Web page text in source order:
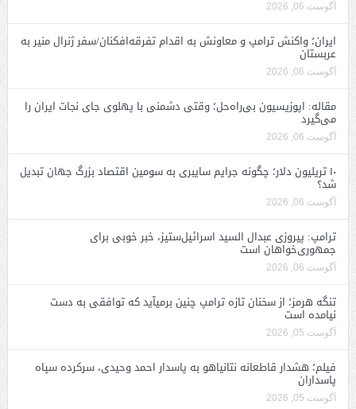
آگوست 06, 2026
ایران؛ واکنش ترامپ و معاونش به اقدام تفرقه‌افکنان/سفر ژنرال منیر به
عربستان
آگوست 06, 2026
مقاله: اپوزیسیون بی‌راه‌حل؛ وقتی دشمنی با پهلوی جای نجات ایران را
می‌گیرد
آگوست 06, 2026
۱۰ تریلیون دلار؛ چگونه جرایم سایبری به سومین اقتصاد بزرگ جهان تبدیل
شد؟
آگوست 06, 2026
ترامپ: پیروزی عبدال السید اسرائیل‌ستیز، خبر خوبی برای
جمهوری‌خواهان است
آگوست 06, 2026
تنگه هرمز؛ از سخنان تازه ترامپ چنین برمیآید که توافقی به دست
نیامده است
آگوست 05, 2026
فیلم؛ هشدار قاطعانه نتانیاهو به پاسدار احمد وحیدی، سرکرده سپاه
پاسداران
آگوست 05, 2026